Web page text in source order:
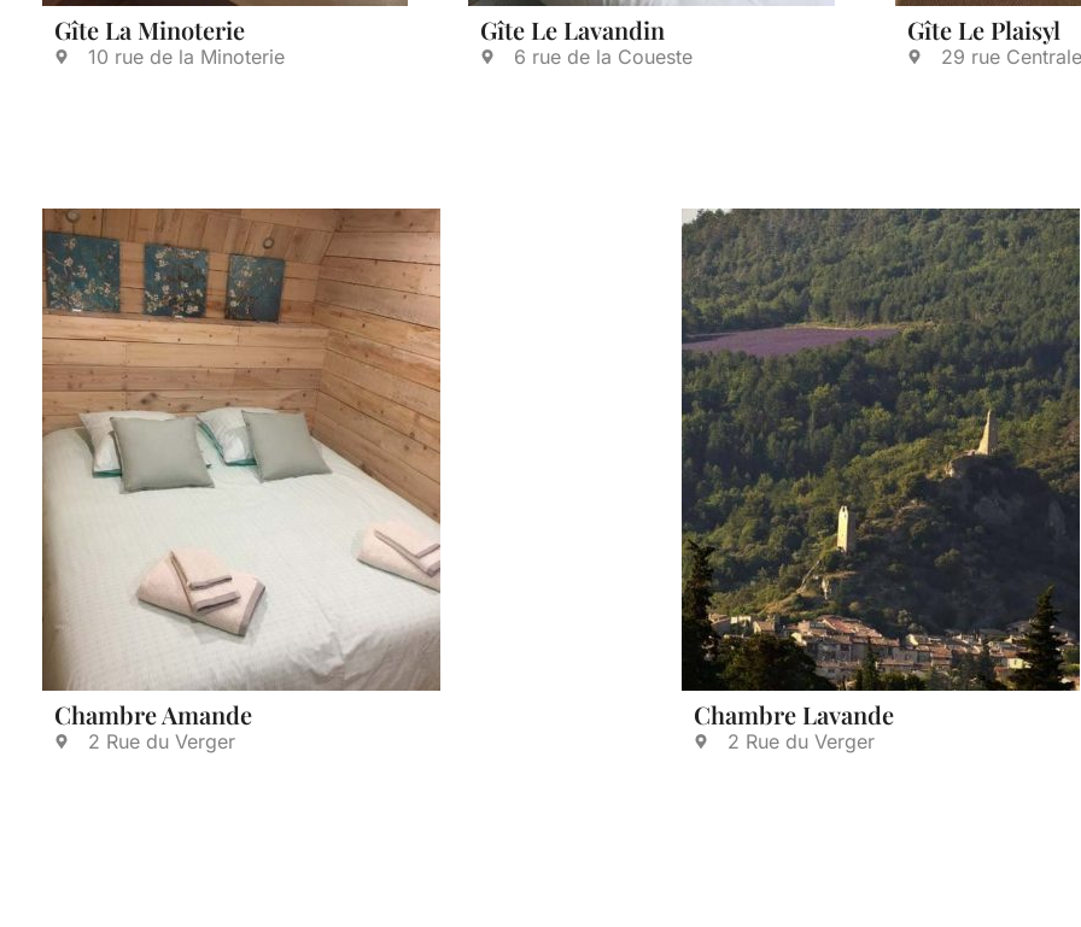
Gîte La Minoterie
10 rue de la Minoterie
Gîte Le Lavandin
6 rue de la Coueste
Gîte Le Plaisyl
29 rue Centrale
Chambre Amande
2 Rue du Verger
Chambre Lavande
2 Rue du Verger